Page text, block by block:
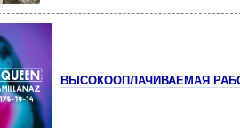
ВЫСОКООПЛАЧИВАЕМАЯ